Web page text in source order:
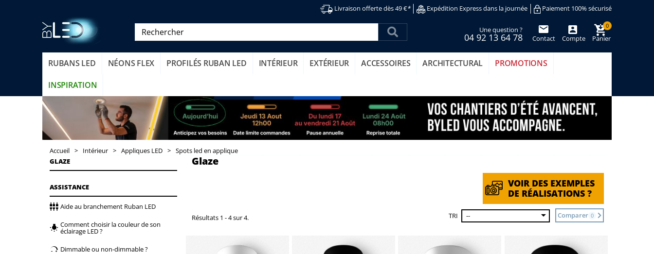
Livraison offerte dès 49 €* Expédition Express dans la journée Paiement 100% sécurisé
Panier
0
Compte
Contact
Une question ?
04 92 13 64 78
RUBANS LED NÉONS FLEX PROFILÉS RUBAN LED INTÉRIEUR EXTÉRIEUR ACCESSOIRES ARCHITECTURAL PROMOTIONS
INSPIRATION
Accueil > Intérieur > Appliques LED > Spots led en applique
GLAZE
ASSISTANCE
Aide au branchement Ruban LED
Comment choisir la couleur de son
éclairage LED ?
Dimmable ou non-dimmable ?
Glaze
VOIR DES EXEMPLES
DE RÉALISATIONS ?
Résultats 1 - 4 sur 4. TRI -- Comparer 0